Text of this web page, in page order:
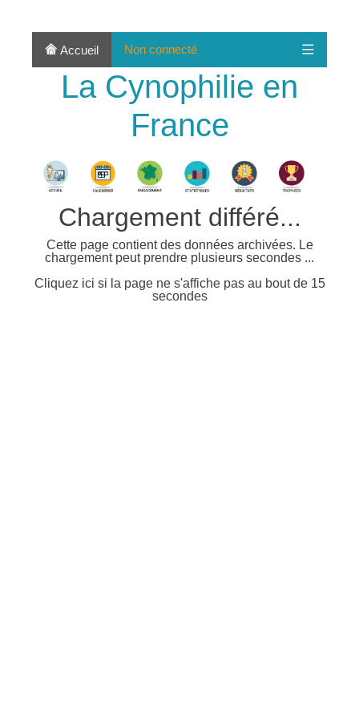
Accueil Non connecté
La Cynophilie en
France
Chargement différé...
Cette page contient des données archivées. Le
chargement peut prendre plusieurs secondes ...
Cliquez ici si la page ne s'affiche pas au bout de 15
secondes